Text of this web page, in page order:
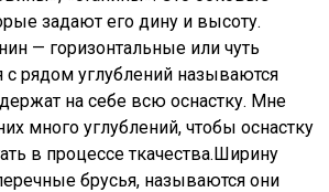
задают его дину и высоту.
— горизонтальные или чуть
с рядом углублений называются
на себе всю оснастку. Мне
много углублений, чтобы оснастку
в процессе ткачества.Ширину
брусья, называются они